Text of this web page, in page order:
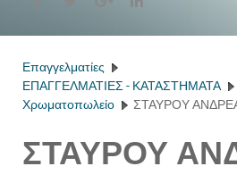
Επαγγελματίες
ΕΠΑΓΓΕΛΜΑΤΙΕΣ - ΚΑΤΑΣΤΗΜΑΤΑ
Χρωματοπωλείο
ΣΤΑΥΡΟΥ
ΣΤΑΥΡΟΥ